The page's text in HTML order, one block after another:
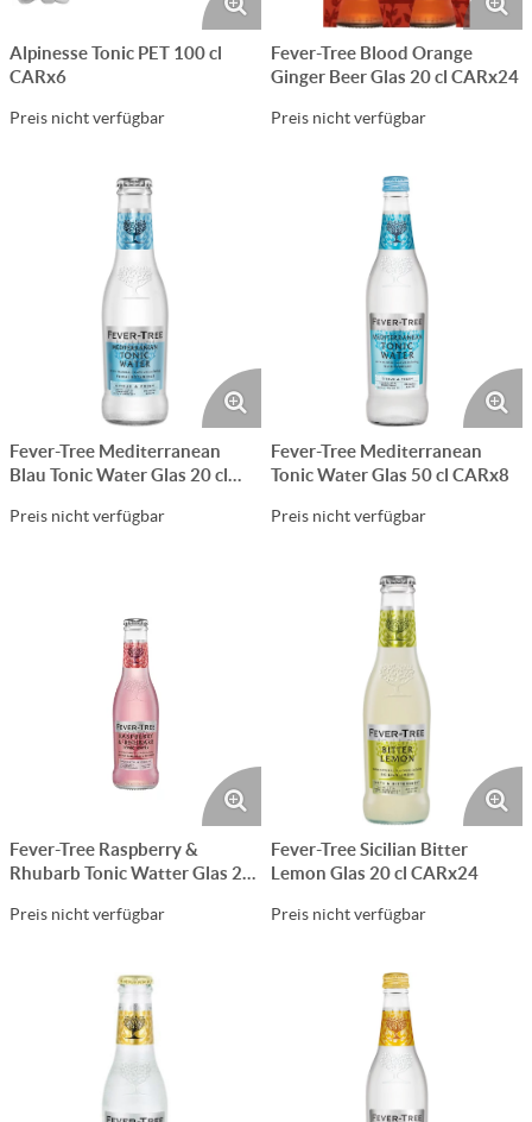
Alpinesse Tonic PET 100 cl
CARx6
Preis nicht verfügbar
Fever-Tree Blood Orange
Ginger Beer Glas 20 cl CARx24
Preis nicht verfügbar
Fever-Tree Mediterranean
Blau Tonic Water Glas 20 cl
Preis nicht verfügbar
Fever-Tree Mediterranean
Tonic Water Glas 50 cl CARx8
Preis nicht verfügbar
Fever-Tree Raspberry &
Rhubarb Tonic Watter Glas 20
Preis nicht verfügbar
Fever-Tree Sicilian Bitter
Lemon Glas 20 cl CARx24
Preis nicht verfügbar